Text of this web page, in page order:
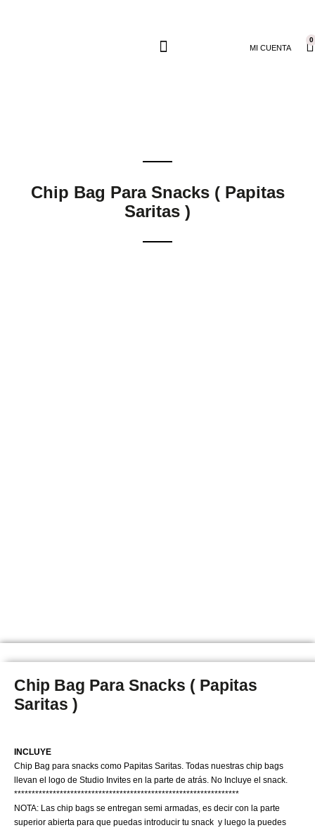
MI CUENTA
0
Chip Bag Para Snacks ( Papitas
Saritas )
Chip Bag Para Snacks ( Papitas
Saritas )
INCLUYE
Chip Bag para snacks como Papitas Saritas. Todas nuestras chip bags
llevan el logo de Studio Invites en la parte de atrás. No Incluye el snack.
****************************************************************
NOTA: Las chip bags se entregan semi armadas, es decir con la parte
superior abierta para que puedas introducir tu snack y luego la puedes